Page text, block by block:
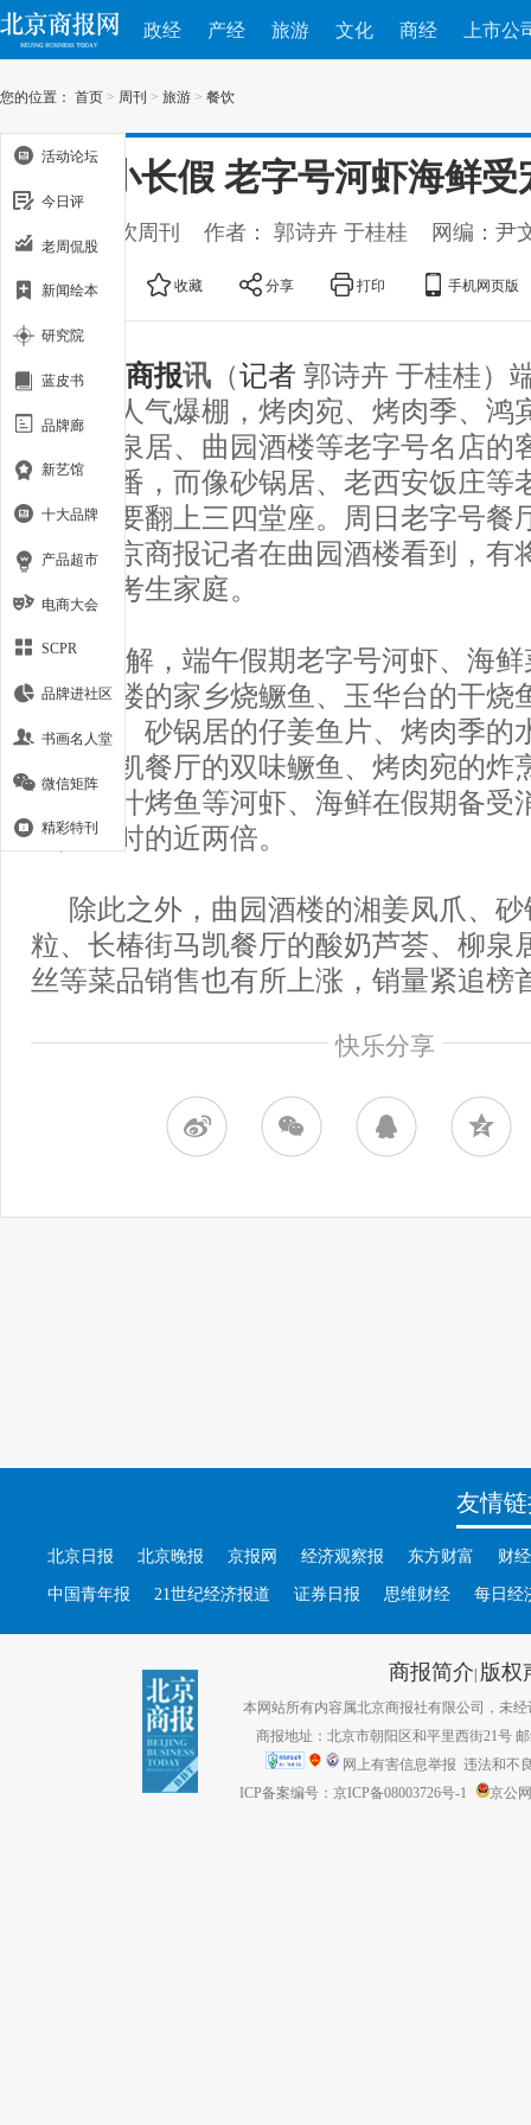
政经 产经 旅游 文化 商经 上市公
您的位置： 首页 > 周刊 > 旅游 > 餐饮
端午小长假 老字号河虾海鲜受
出处：餐饮周刊 作者： 郭诗卉 于桂桂 网编：尹
大 中 收藏 分享 打印 手机网页版
北京商报讯 （记者 郭诗卉 于桂桂）
老字号人气爆棚，烤肉宛、烤肉季、鸿
家、柳泉居、曲园酒楼等老字号名店的
翻了一番，而像砂锅居、老西安饭庄等
每天都要翻上三四堂座。周日老字号餐
观，北京商报记者在曲园酒楼看到，有
客来自考生家庭。
据了解，端午假期老字号河虾、海
曲园酒楼的家乡烧鳜鱼、玉华台的干烧
烹虾段、砂锅居的仔姜鱼片、烤肉季的
椿街马凯餐厅的双味鳜鱼、烤肉宛的炸
厅的奶汁烤鱼等河虾、海鲜在假期备受
量是平时的近两倍。
除此之外，曲园酒楼的湘姜凤爪、
粒、长椿街马凯餐厅的酸奶芦荟、柳泉
丝等菜品销售也有所上涨，销量紧追榜
快乐分享
友情
北京日报 北京晚报 京报网 经济观察报 东方财富 财
中国青年报 21世纪经济报道 证券日报 思维财经 每日经
商报简介| 版权
本网站所有内容属北京商报社有限公司，未经
商报地址：北京市朝阳区和平里西街21号
网上有害信息举报 违法和不
ICP备案编号：京ICP备08003726号-1
京公
活动论坛
今日评
老周侃股
新闻绘本
研究院
蓝皮书
品牌廊
新艺馆
十大品牌
产品超市
电商大会
SCPR
品牌进社区
书画名人堂
微信矩阵
精彩特刊